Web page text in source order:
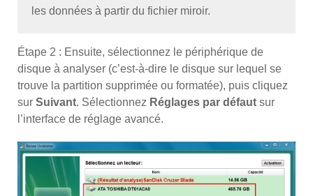
les données à partir du fichier miroir.
Étape 2 : Ensuite, sélectionnez le périphérique de
disque à analyser (c’est-à-dire le disque sur lequel se
trouve la partition supprimée ou formatée), puis cliquez
sur Suivant. Sélectionnez Réglages par défaut sur
l’interface de réglage avancé.